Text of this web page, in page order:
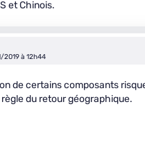
et Chinois.
2019 à 12h44
de certains composants
du retour géographique.